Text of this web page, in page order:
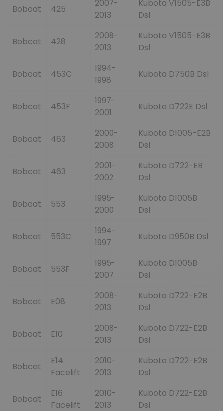
Bobcat 425
2007-
2013
Kubota V1505-E3B
Dsl
Bobcat 428
2008-
2013
Kubota V1505-E3B
Dsl
Bobcat 453C
1994-
1998
Kubota D750B Dsl
Bobcat 453F
1997-
2001
Kubota D722E Dsl
Bobcat 463
2000-
2008
Kubota D1005-E2B
Dsl
Bobcat 463
2001-
2002
Kubota D722-EB
Dsl
Bobcat 553
1995-
2000
Kubota D1005B
Dsl
Bobcat 553C
1994-
1997
Kubota D950B Dsl
Bobcat 553F
1995-
2007
Kubota D1005B
Dsl
Bobcat E08
2008-
2013
Kubota D722-E2B
Dsl
Bobcat E10
2008-
2013
Kubota D722-E2B
Dsl
Bobcat
E14
Facelift
2010-
2013
Kubota D722-E2B
Dsl
Bobcat
E16
Facelift
2010-
2013
Kubota D722-E2B
Dsl